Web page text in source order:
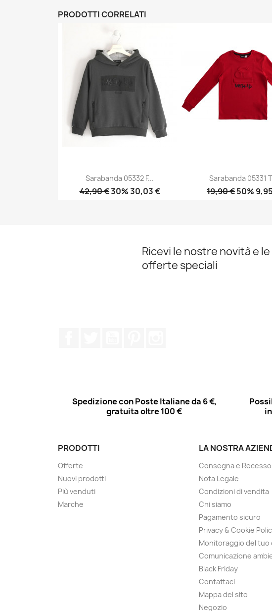
PRODOTTI CORRELATI
Sarabanda 05332 F...
42,90 €30% 30,03 €
Sarabanda 05331
19,90 €50%
Ricevi le nostre novità e le
offerte speciali
Spedizione con Poste Italiane da 6 €,
gratuita oltre 100 €
PRODOTTI
Offerte
Nuovi prodotti
Più venduti
Marche
LA NOSTRA
Consegna e Recesso
Nota Legale
Condizioni di vendita
Chi siamo
Pagamento sicuro
Privacy & Cookie
Monitoraggio del tuo
Comunicazione
Black Friday
Contattaci
Mappa del sito
Negozio